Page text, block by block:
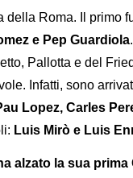
della Roma. Il primo
e Pep Guardiola
Pallotta e del
Infatti, sono
Lopez, Carles
Luis Mirò e Luis
alzato la sua